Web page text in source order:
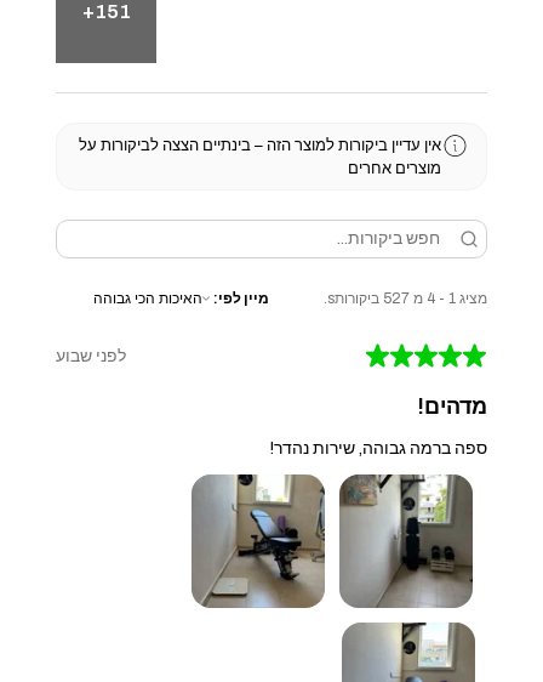
151+
אין עדיין ביקורות למוצר הזה – בינתיים הצצה לביקורות על
מוצרים אחרים
מציג 1 - 4 מ 527 ביקורותs. מיין לפי:
★
★
★
★
★ לפני שבוע
מדהים!
ספה ברמה גבוהה, שירות נהדר!